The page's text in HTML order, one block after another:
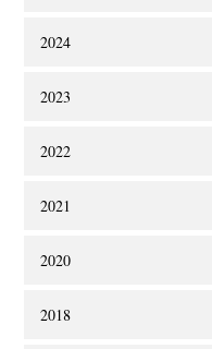
2024
2023
2022
2021
2020
2018